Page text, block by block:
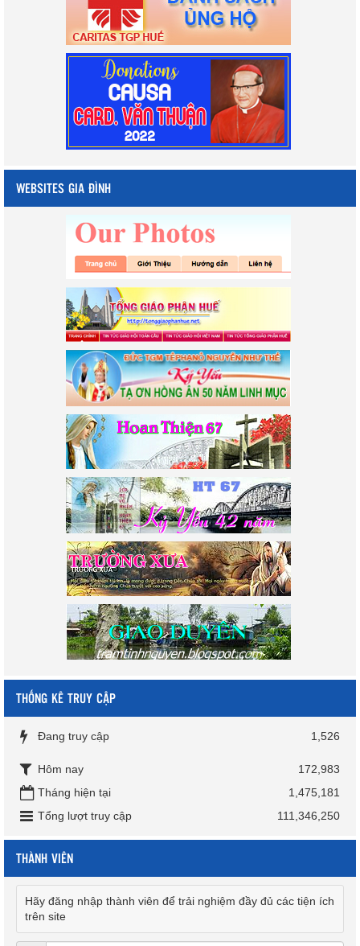
WEBSITES GIA ĐÌNH
THỐNG KÊ TRUY CẬP
Đang truy cập 1,526
Hôm nay
172,983
Tháng hiện tại
1,475,181
Tổng lượt truy cập
111,346,250
THÀNH VIÊN
Hãy đăng nhập thành viên để trải nghiệm đầy đủ các tiện ích
trên site